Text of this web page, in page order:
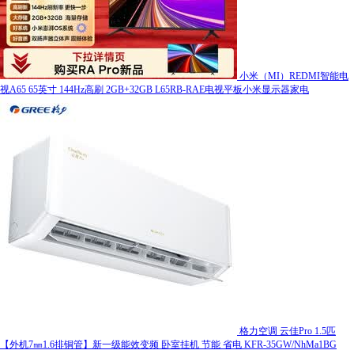
小米（MI）REDMI智能电
视A65 65英寸 144Hz高刷 2GB+32GB L65RB-RAE电视平板小米显示器家电
格力空调 云佳Pro 1.5匹
【外机7㎜1.6排铜管】新一级能效变频 卧室挂机 节能 省电 KFR-35GW/NhMa1BG